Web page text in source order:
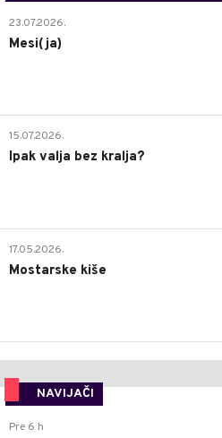
23.07.2026.
Mesi(ja)
15.07.2026.
Ipak valja bez kralja?
17.05.2026.
Mostarske kiše
NAVIJAČI
Pre 6 h